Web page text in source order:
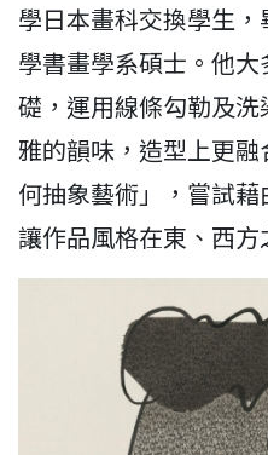
學日本畫科交換學生
學書畫學系碩士。他
礎，運用線條勾勒及
雅的韻味，造型上更
何抽象藝術」，嘗試藉
讓作品風格在東、西方